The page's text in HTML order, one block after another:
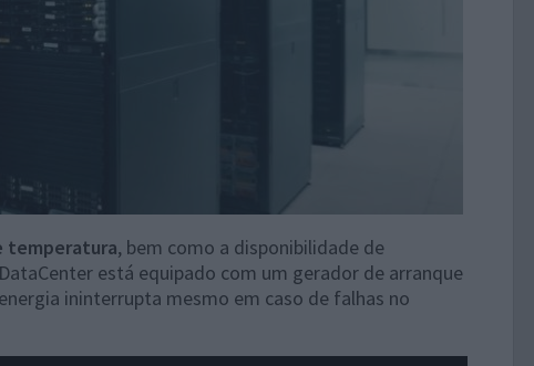
temperatura, bem como a disponibilidade de
está equipado com um gerador de arranque
ininterrupta mesmo em caso de falhas no